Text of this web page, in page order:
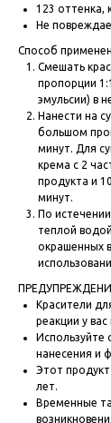
123
Не
Способ
Cмешать
пропорции
эмульсии) в
Нанести на
большом
минут. Для
крема с 2
продукта и
минут.
По
теплой
окрашенных
Красители
реакции у
Исполь­зуйте
нанесения и
Этот
лет.
Временные